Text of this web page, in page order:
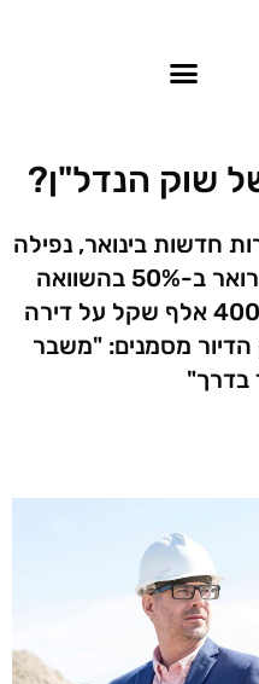
שוק הנדל"ן?
דירות חדשות בינואר, נפילה
בהיקף המשכנתאות בפברואר ב-50% בהשוואה
לשנה שעברה, הנחות של 400 אלף שקל על דירה
מסמנים: "משבר
בדרך"